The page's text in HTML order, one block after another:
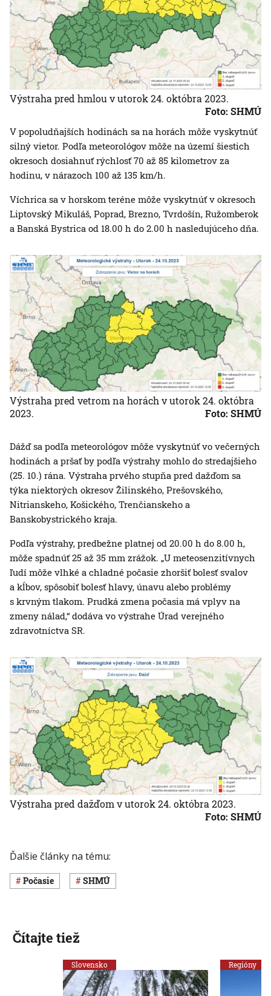
Výstraha pred hmlou v utorok 24. októbra 2023.
Foto: SHMÚ
V popoludňajších hodinách sa na horách môže vyskytnúť
silný vietor. Podľa meteorológov môže na území šiestich
okresoch dosiahnuť rýchlosť 70 až 85 kilometrov za
hodinu, v nárazoch 100 až 135 km/h.
Víchrica sa v horskom teréne môže vyskytnúť v okresoch
Liptovský Mikuláš, Poprad, Brezno, Tvrdošín, Ružomberok
a Banská Bystrica od 18.00 h do 2.00 h nasledujúceho dňa.
Výstraha pred vetrom na horách v utorok 24. októbra
2023.
Foto: SHMÚ
Dážď sa podľa meteorológov môže vyskytnúť vo večerných
hodinách a pršať by podľa výstrahy mohlo do stredajšieho
(25. 10.) rána. Výstraha prvého stupňa pred dažďom sa
týka niektorých okresov Žilinského, Prešovského,
Nitrianskeho, Košického, Trenčianskeho a
Banskobystrického kraja.
Podľa výstrahy, predbežne platnej od 20.00 h do 8.00 h,
môže spadnúť 25 až 35 mm zrážok. „U meteosenzitívnych
ľudí môže vlhké a chladné počasie zhoršiť bolesť svalov
a kĺbov, spôsobiť bolesť hlavy, únavu alebo problémy
s krvným tlakom. Prudká zmena počasia má vplyv na
zmeny nálad,“ dodáva vo výstrahe Úrad verejného
zdravotníctva SR.
Výstraha pred dažďom v utorok 24. októbra 2023.
Foto: SHMÚ
Ďalšie články na tému:
Počasie SHMÚ
Čítajte tiež
Slovensko Regióny